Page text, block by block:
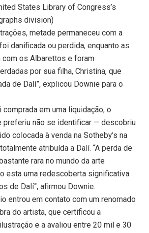
States Library of Congress’s
division)
metade permaneceu com a
danificada ou perdida, enquanto as
com os Albarettos e foram
por sua filha, Christina, que
de Dalí”, explicou Downie para o
comprada em uma liquidação, o
preferiu não se identificar — descobriu
colocada à venda na Sotheby’s na
atribuída a Dalí. “A perda de
rara no mundo da arte
esta uma redescoberta significativa
de Dalí”, afirmou Downie.
entrou em contato com um renomado
do artista, que certificou a
e a avaliou entre 20 mil e 30